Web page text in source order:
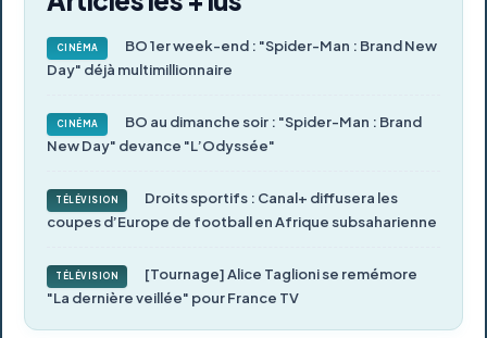
CINÉMA
BO 1er week-end : "Spider-Man : Brand New
Day" déjà multimillionnaire
CINÉMA
BO au dimanche soir : "Spider-Man : Brand
New Day" devance "L’Odyssée"
TÉLÉVISION
Droits sportifs : Canal+ diffusera les
coupes d’Europe de football en Afrique subsaharienne
TÉLÉVISION
[Tournage] Alice Taglioni se remémore
"La dernière veillée" pour France TV